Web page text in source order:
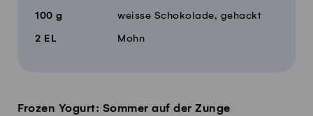
100 g weisse Schokolade, gehackt
2 EL Mohn
Frozen Yogurt: Sommer auf der Zunge